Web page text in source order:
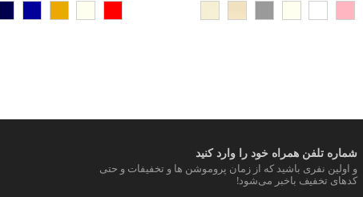
شماره تلفن همراه خود را وارد کنید
و اولین نفری باشید که از زمان پروموشن ها و تخفیفات و حتی
کدهای تخفیف باخبر می‌شود!